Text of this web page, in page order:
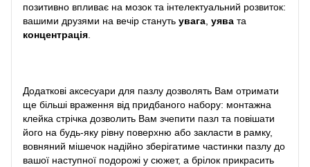
позитивно впливає на мозок та інтелектуальний розвиток:
вашими друзями на вечір стануть увага уява та
концентрація
Додаткові аксесуари для пазлу дозволять Вам отримати
ще більші враження від придбаного набору: монтажна
клейка стрічка дозволить Вам зчепити пазл та повішати
його на будь-яку рівну поверхню або закласти в рамку,
вовняний мішечок надійно зберігатиме частинки пазлу до
вашої наступної подорожі у сюжет, а брілок прикрасить